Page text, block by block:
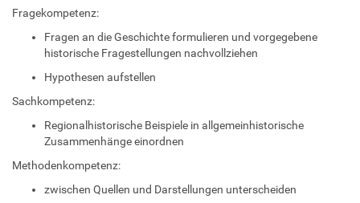
Fragekompetenz:
Fragen an die Geschichte formulieren und vorgegebene
historische Fragestellungen nachvollziehen
Hypothesen aufstellen
Sachkompetenz:
Regionalhistorische Beispiele in allgemeinhistorische
Zusammenhänge einordnen
Methodenkompetenz:
zwischen Quellen und Darstellungen unterscheiden